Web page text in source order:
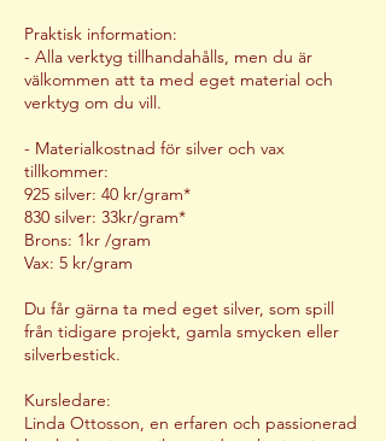
Praktisk information:
- Alla verktyg tillhandahålls, men du är
välkommen att ta med eget material och
verktyg om du vill.
- Materialkostnad för silver och vax
tillkommer:
925 silver: 40 kr/gram*
830 silver: 33kr/gram*
Brons: 1kr /gram
Vax: 5 kr/gram
Du får gärna ta med eget silver, som spill
från tidigare projekt, gamla smycken eller
silverbestick.
Kursledare:
Linda Ottosson, en erfaren och passionerad